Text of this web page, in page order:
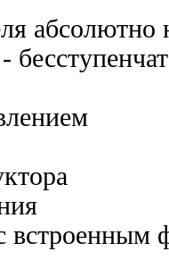
встроенным